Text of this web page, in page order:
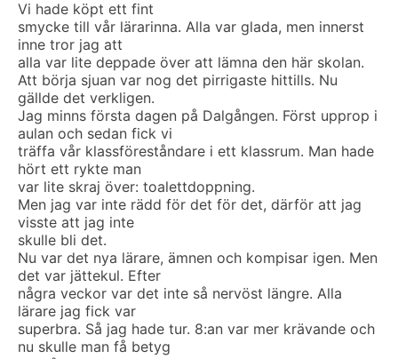
Vi hade köpt ett fint
smycke till vår lärarinna. Alla var glada, men innerst
inne tror jag att
alla var lite deppade över att lämna den här skolan.
Att börja sjuan var nog det pirrigaste hittills. Nu
gällde det verkligen.
Jag minns första dagen på Dalgången. Först upprop i
aulan och sedan fick vi
träffa vår klassföreståndare i ett klassrum. Man hade
hört ett rykte man
var lite skraj över: toalettdoppning.
Men jag var inte rädd för det för det, därför att jag
visste att jag inte
skulle bli det.
Nu var det nya lärare, ämnen och kompisar igen. Men
det var jättekul. Efter
några veckor var det inte så nervöst längre. Alla
lärare jag fick var
superbra. Så jag hade tur. 8:an var mer krävande och
nu skulle man få betyg